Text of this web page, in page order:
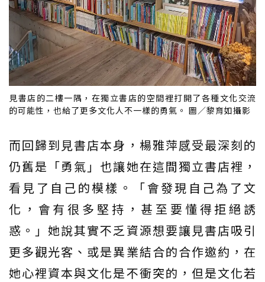
見書店的二樓一隅，在獨立書店的空間裡打開了各種文化交流
的可能性，也給了更多文化人不一樣的勇氣。 圖／黎育如攝影
而回歸到見書店本身，楊雅萍感受最深刻的
仍舊是「勇氣」也讓她在這間獨立書店裡，
看見了自己的模樣。「會發現自己為了文
化，會有很多堅持，甚至要懂得拒絕誘
惑。」她說其實不乏資源想要讓見書店吸引
更多觀光客、或是異業結合的合作邀約，在
她心裡資本與文化是不衝突的，但是文化若